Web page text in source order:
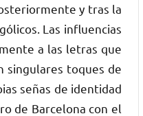
y tras la
Las influencias
a las letras que
singulares toques de
señas de identidad
de Barcelona con el